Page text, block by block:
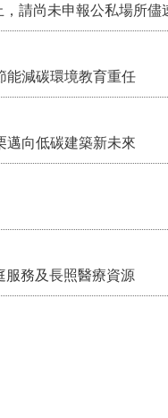
減碳環境教育重任
向低碳建築新未來
服務及長照醫療資源